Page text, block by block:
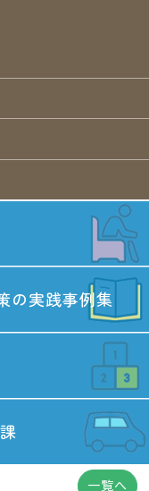
の実践事例集
一覧へ